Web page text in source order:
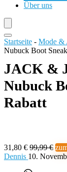
Über uns
Startseite - Mode &
Nubuck Boot
JACK &
Nubuck
Rabatt
31,80 € 99,99 €
Dennis 10.